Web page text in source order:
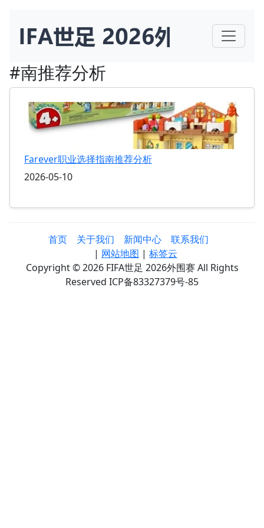
#南推荐分析
Farever职业选择指南推荐分析
2026-05-10
首页 关于我们 新闻中心
联系我们
| 网站地图 | 标签云
Copyright © 2026 FIFA世足 2026外围赛 All Rights
Reserved ICP备83327379号-85